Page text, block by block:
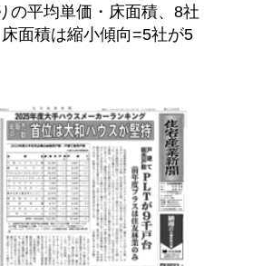
の平均単価・床面積、8社
面積は縮小傾向=5社が5